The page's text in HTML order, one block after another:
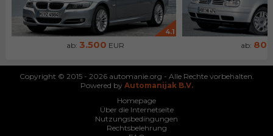
4.1
ab: 3.500 EUR ab: 800
Copyright © 2015 - 2026 automanie.org - Alle Rechte vorbehalten.
Powered by Automanijak B.V.
Homepage
Über die Internetseite
Nutzungsbedingungen
Rechtsbelehrung